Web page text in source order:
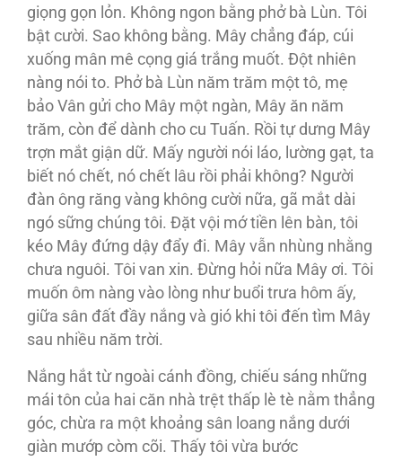
giọng gọn lỏn. Không ngon bằng phở bà Lùn. Tôi
bật cười. Sao không bằng. Mây chẳng đáp, cúi
xuống mân mê cọng giá trắng muốt. Đột nhiên
nàng nói to. Phở bà Lùn năm trăm một tô, mẹ
bảo Vân gửi cho Mây một ngàn, Mây ăn năm
trăm, còn để dành cho cu Tuấn. Rồi tự dưng Mây
trợn mắt giận dữ. Mấy người nói láo, lường gạt, ta
biết nó chết, nó chết lâu rồi phải không? Người
đàn ông răng vàng không cười nữa, gã mắt dài
ngó sững chúng tôi. Đặt vội mớ tiền lên bàn, tôi
kéo Mây đứng dậy đẩy đi. Mây vẫn nhùng nhằng
chưa nguôi. Tôi van xin. Đừng hỏi nữa Mây ơi. Tôi
muốn ôm nàng vào lòng như buổi trưa hôm ấy,
giữa sân đất đầy nắng và gió khi tôi đến tìm Mây
sau nhiều năm trời.
Nắng hắt từ ngoài cánh đồng, chiếu sáng những
mái tôn của hai căn nhà trệt thấp lè tè nằm thẳng
góc, chừa ra một khoảng sân loang nắng dưới
giàn mướp còm cõi. Thấy tôi vừa bước